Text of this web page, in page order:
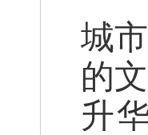
城
的
升